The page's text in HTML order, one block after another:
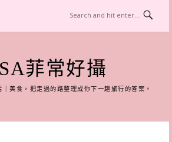
菲常好攝
美食，把走過的路整理成你下一趟旅行的答案。